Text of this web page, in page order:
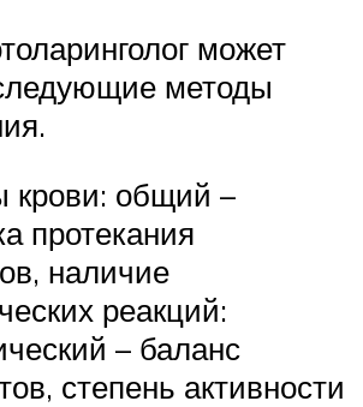
может
методы
крови: общий –
протекания
наличие
реакций:
– баланс
степень активности